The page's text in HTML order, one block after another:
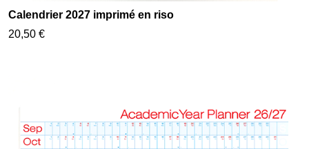
Calendrier 2027 imprimé en riso
20,50 €